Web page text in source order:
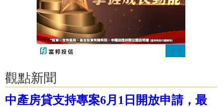
觀點新聞
中產房貸支持專案6月1日開放申請，最